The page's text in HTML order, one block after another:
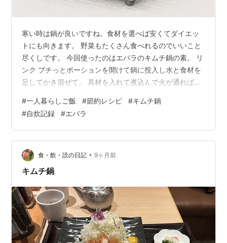
寒い時は鍋が良いですね。食材を選べば安くてダイエッ
トにも向きます。 野菜もたくさん食べれるのでいいこと
尽くしです。 今回使ったのはエバラのキムチ鍋の素。 リ
ンク プチっとポーションを開けて鍋に投入し水と食材を
足してかき混ぜて。 具材を入れて煮込んで火が通れば完
ようの鍋を持ってないので写真を撮ると悲惨になるのは
仕方ないですね。 ・今回の食材 絹豆腐1個 約40円 白菜
250g 約50円 えのき1/2 約60円 ぷちっと鍋キューブ1個
約50円 カロリーは野菜中心のため低く､150キロカロリ
ーほど。 とはいえこれでは足りないので。 〆に雑炊に
し…
#一人暮らしご飯 #節約レシピ #キムチ鍋
#自炊記録 #エバラ
食・飲・読の日記 • 9ヶ月前
キムチ鍋